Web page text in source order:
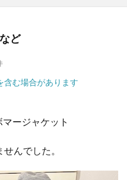
ど
む場合があります
ージャケット
んでした。